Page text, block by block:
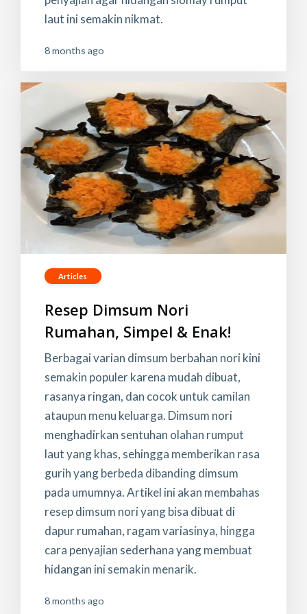
laut ini semakin nikmat.
8 months ago
Articles
Resep Dimsum Nori
Rumahan, Simpel & Enak!
Berbagai varian dimsum berbahan nori kini
semakin populer karena mudah dibuat,
rasanya ringan, dan cocok untuk camilan
ataupun menu keluarga. Dimsum nori
menghadirkan sentuhan olahan rumput
laut yang khas, sehingga memberikan rasa
gurih yang berbeda dibanding dimsum
pada umumnya. Artikel ini akan membahas
resep dimsum nori yang bisa dibuat di
dapur rumahan, ragam variasinya, hingga
cara penyajian sederhana yang membuat
hidangan ini semakin menarik.
8 months ago